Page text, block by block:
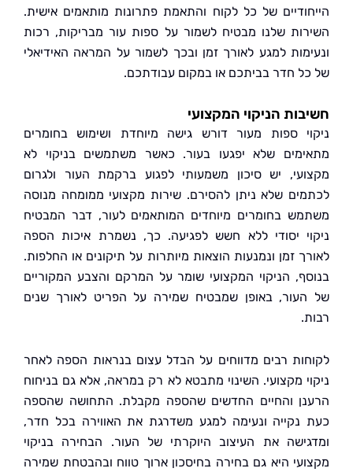
של כל לקוח והתאמת פתרונות מותאמים אישית.
שלנו מבטיח לשמור על ספות עור מבריקות, רכות
למגע לאורך זמן ובכך לשמור על המראה האידיאלי
חדר בביתכם או במקום עבודתכם.
הניקוי המקצועי
ספות מעור דורש גישה מיוחדת ושימוש בחומרים
שלא יפגעו בעור. כאשר משתמשים בניקוי לא
יש סיכון משמעותי לפגוע ברקמת העור ולגרום
שלא ניתן להסירם. שירות מקצועי ממומחה מנוסה
בחומרים מיוחדים המותאמים לעור, דבר המבטיח
יסודי ללא חשש לפגיעה. כך, נשמרת איכות הספה
זמן ונמנעות הוצאות מיותרות על תיקונים או החלפות.
הניקוי המקצועי שומר על המרקם והצבע המקוריים
באופן שמבטיח שמירה על הפריט לאורך שנים
רבים מדווחים על הבדל עצום בנראות הספה לאחר
מקצועי. השינוי מתבטא לא רק במראה, אלא גם בניחוח
והחיים החדשים שהספה מקבלת. התחושה שהספה
ונעימה למגע משדרגת את האווירה בכל חדר,
את העיצוב היוקרתי של העור. הבחירה בניקוי
היא גם בחירה בחיסכון ארוך טווח ובהבטחת שמירה